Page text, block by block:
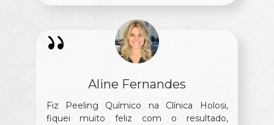
Aline Fernandes
Fiz Peeling Químico na Clínica Holosi,
fiquei muito feliz com o resultado,